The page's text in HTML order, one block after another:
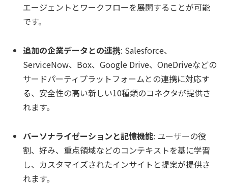
エージェントとワークフローを展開することが可能
です。
追加の企業データとの連携: Salesforce、
ServiceNow、Box、Google Drive、OneDriveなどの
サードパーティプラットフォームとの連携に対応す
る、安全性の高い新しい10種類のコネクタが提供さ
れます。
パーソナライゼーションと記憶機能: ユーザーの役
割、好み、重点領域などのコンテキストを基に学習
し、カスタマイズされたインサイトと提案が提供さ
れます。